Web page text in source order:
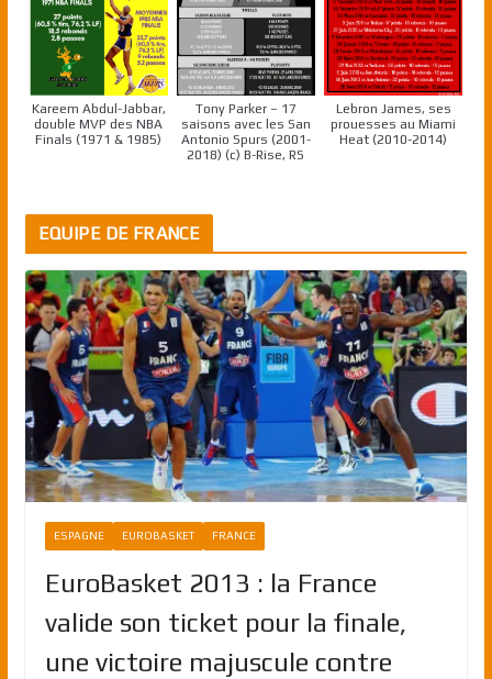
Kareem Abdul-Jabbar,
double MVP des NBA
Finals (1971 & 1985)
Tony Parker – 17
saisons avec les San
Antonio Spurs (2001-
2018) (c) B-Rise, RS
Lebron James, ses
prouesses au Miami
Heat (2010-2014)
EQUIPE DE FRANCE
ESPAGNE EUROBASKET FRANCE
EuroBasket 2013 : la France
valide son ticket pour la finale,
une victoire majuscule contre